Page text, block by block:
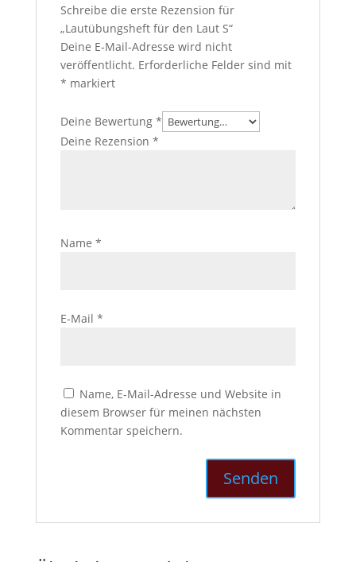
Schreibe die erste Rezension für
„Lautübungsheft für den Laut S“
Deine E-Mail-Adresse wird nicht
veröffentlicht. Erforderliche Felder sind mit
* markiert
Deine Bewertung *
Deine Rezension *
Name *
E-Mail *
Name, E-Mail-Adresse und Website in
diesem Browser für meinen nächsten
Kommentar speichern.